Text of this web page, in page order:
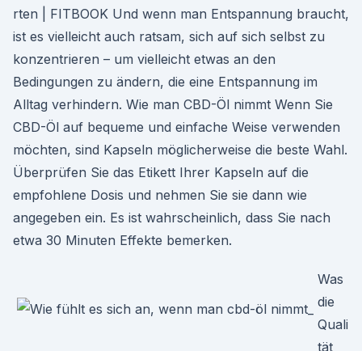
rten | FITBOOK Und wenn man Entspannung braucht,
ist es vielleicht auch ratsam, sich auf sich selbst zu
konzentrieren – um vielleicht etwas an den
Bedingungen zu ändern, die eine Entspannung im
Alltag verhindern. Wie man CBD-Öl nimmt Wenn Sie
CBD-Öl auf bequeme und einfache Weise verwenden
möchten, sind Kapseln möglicherweise die beste Wahl.
Überprüfen Sie das Etikett Ihrer Kapseln auf die
empfohlene Dosis und nehmen Sie sie dann wie
angegeben ein. Es ist wahrscheinlich, dass Sie nach
etwa 30 Minuten Effekte bemerken.
Was
die
Quali
tät